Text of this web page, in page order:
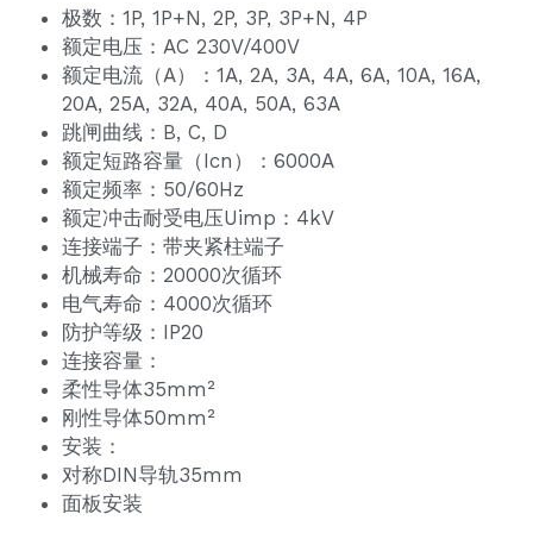
极数：1P, 1P+N, 2P, 3P, 3P+N, 4P
额定电压：AC 230V/400V
额定电流（A）：1A, 2A, 3A, 4A, 6A, 10A, 16A,
20A, 25A, 32A, 40A, 50A, 63A
跳闸曲线：B, C, D
额定短路容量（Icn）：6000A
额定频率：50/60Hz
额定冲击耐受电压Uimp：4kV
连接端子：带夹紧柱端子
机械寿命：20000次循环
电气寿命：4000次循环
防护等级：IP20
连接容量：
柔性导体35mm²
刚性导体50mm²
安装：
对称DIN导轨35mm
面板安装